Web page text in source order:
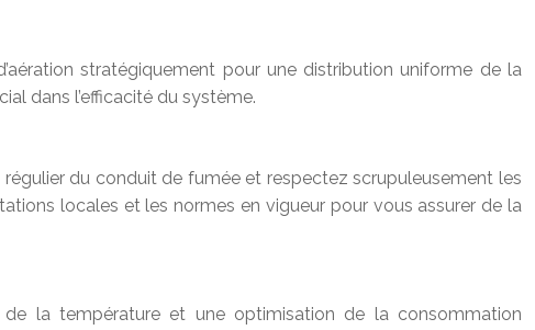
stratégiquement pour une distribution uniforme de la
dans l’efficacité du système.
du conduit de fumée et respectez scrupuleusement les
locales et les normes en vigueur pour vous assurer de la
la température et une optimisation de la consommation